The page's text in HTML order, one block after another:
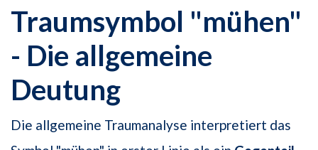
Traumsymbol "mühen"
- Die allgemeine
Deutung
Die allgemeine Traumanalyse interpretiert das